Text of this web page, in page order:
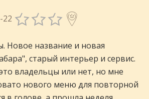
22
Новое название и новая
старый интерьер и сервис.
владельцы или нет, но мне
нового меню для повторной